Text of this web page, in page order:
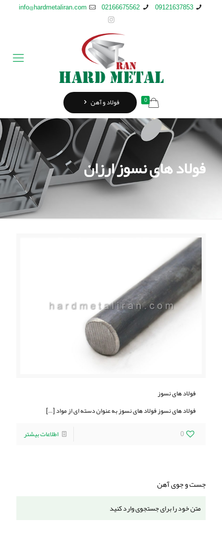
09121637853
02166675562
info@hardmetaliran.com
0 فولاد و آهن
فولاد های نسوز ارزان
فولاد های نسوز
فولاد های نسوز فولاد های نسوز به عنوان دسته ای از مواد[…]
0
اطلاعات بیشتر
جست و جوی آهن